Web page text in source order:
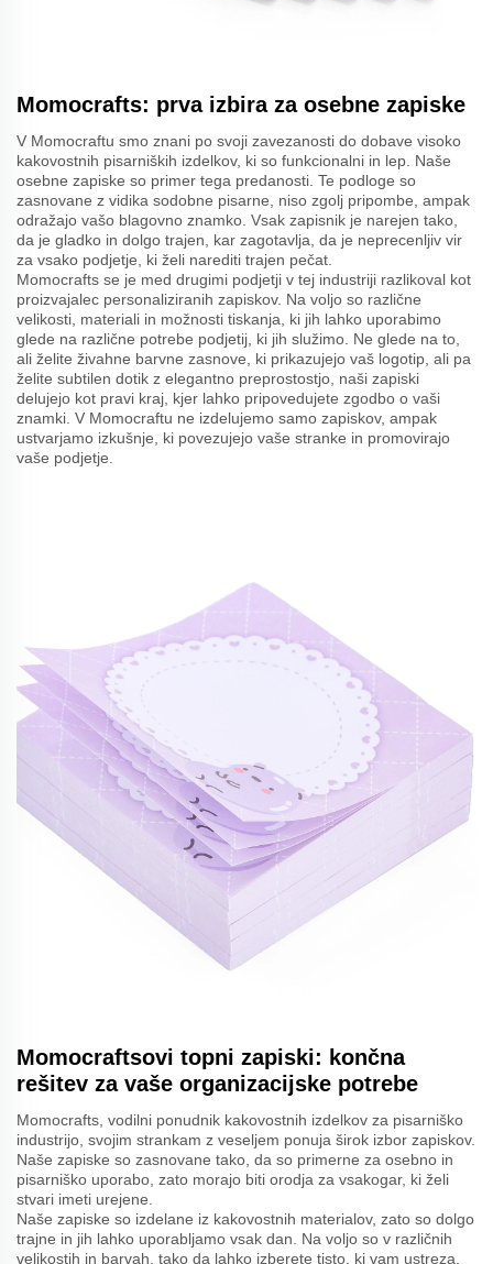
Momocrafts: prva izbira za osebne zapiske
V Momocraftu smo znani po svoji zavezanosti do dobave visoko
kakovostnih pisarniških izdelkov, ki so funkcionalni in lep. Naše
osebne zapiske so primer tega predanosti. Te podloge so
zasnovane z vidika sodobne pisarne, niso zgolj pripombe, ampak
odražajo vašo blagovno znamko. Vsak zapisnik je narejen tako,
da je gladko in dolgo trajen, kar zagotavlja, da je neprecenljiv vir
za vsako podjetje, ki želi narediti trajen pečat.
Momocrafts se je med drugimi podjetji v tej industriji razlikoval kot
proizvajalec personaliziranih zapiskov. Na voljo so različne
velikosti, materiali in možnosti tiskanja, ki jih lahko uporabimo
glede na različne potrebe podjetij, ki jih služimo. Ne glede na to,
ali želite živahne barvne zasnove, ki prikazujejo vaš logotip, ali pa
želite subtilen dotik z elegantno preprostostjo, naši zapiski
delujejo kot pravi kraj, kjer lahko pripovedujete zgodbo o vaši
znamki. V Momocraftu ne izdelujemo samo zapiskov, ampak
ustvarjamo izkušnje, ki povezujejo vaše stranke in promovirajo
vaše podjetje.
Momocraftsovi topni zapiski: končna
rešitev za vaše organizacijske potrebe
Momocrafts, vodilni ponudnik kakovostnih izdelkov za pisarniško
industrijo, svojim strankam z veseljem ponuja širok izbor zapiskov.
Naše zapiske so zasnovane tako, da so primerne za osebno in
pisarniško uporabo, zato morajo biti orodja za vsakogar, ki želi
stvari imeti urejene.
Naše zapiske so izdelane iz kakovostnih materialov, zato so dolgo
trajne in jih lahko uporabljamo vsak dan. Na voljo so v različnih
velikostih in barvah, tako da lahko izberete tisto, ki vam ustreza.